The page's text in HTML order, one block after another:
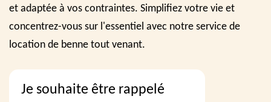
et adaptée à vos contraintes. Simplifiez votre vie et
concentrez-vous sur l'essentiel avec notre service de
location de benne tout venant.
Je souhaite être rappelé